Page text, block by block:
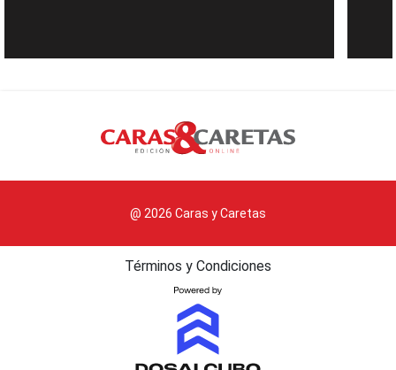
@ 2026 Caras y Caretas
Términos y Condiciones